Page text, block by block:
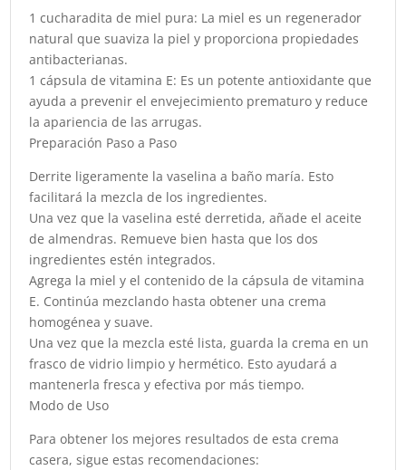
1 cucharadita de miel pura: La miel es un regenerador
natural que suaviza la piel y proporciona propiedades
antibacterianas.
1 cápsula de vitamina E: Es un potente antioxidante que
ayuda a prevenir el envejecimiento prematuro y reduce
la apariencia de las arrugas.
Preparación Paso a Paso
Derrite ligeramente la vaselina a baño maría. Esto
facilitará la mezcla de los ingredientes.
Una vez que la vaselina esté derretida, añade el aceite
de almendras. Remueve bien hasta que los dos
ingredientes estén integrados.
Agrega la miel y el contenido de la cápsula de vitamina
E. Continúa mezclando hasta obtener una crema
homogénea y suave.
Una vez que la mezcla esté lista, guarda la crema en un
frasco de vidrio limpio y hermético. Esto ayudará a
mantenerla fresca y efectiva por más tiempo.
Modo de Uso
Para obtener los mejores resultados de esta crema
casera, sigue estas recomendaciones: